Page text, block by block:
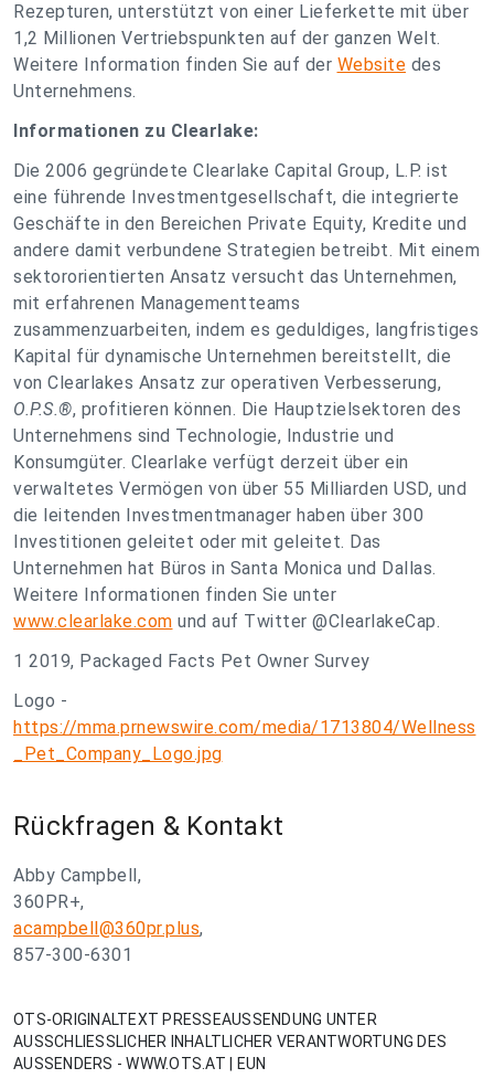
Rezepturen, unterstützt von einer Lieferkette mit über
1,2 Millionen Vertriebspunkten auf der ganzen Welt.
Weitere Information finden Sie auf der Website des
Unternehmens.
Informationen zu Clearlake:
Die 2006 gegründete Clearlake Capital Group, L.P. ist
eine führende Investmentgesellschaft, die integrierte
Geschäfte in den Bereichen Private Equity, Kredite und
andere damit verbundene Strategien betreibt. Mit einem
sektororientierten Ansatz versucht das Unternehmen,
mit erfahrenen Managementteams
zusammenzuarbeiten, indem es geduldiges, langfristiges
Kapital für dynamische Unternehmen bereitstellt, die
von Clearlakes Ansatz zur operativen Verbesserung,
O.P.S.®, profitieren können. Die Hauptzielsektoren des
Unternehmens sind Technologie, Industrie und
Konsumgüter. Clearlake verfügt derzeit über ein
verwaltetes Vermögen von über 55 Milliarden USD, und
die leitenden Investmentmanager haben über 300
Investitionen geleitet oder mit geleitet. Das
Unternehmen hat Büros in Santa Monica und Dallas.
Weitere Informationen finden Sie unter
www.clearlake.com und auf Twitter @ClearlakeCap.
1 2019, Packaged Facts Pet Owner Survey
Logo -
https://mma.prnewswire.com/media/1713804/Wellness
_Pet_Company_Logo.jpg
Rückfragen & Kontakt
Abby Campbell,
360PR+,
acampbell@360pr.plus,
857-300-6301
OTS-ORIGINALTEXT PRESSEAUSSENDUNG UNTER
AUSSCHLIESSLICHER INHALTLICHER VERANTWORTUNG DES
AUSSENDERS - WWW.OTS.AT | EUN